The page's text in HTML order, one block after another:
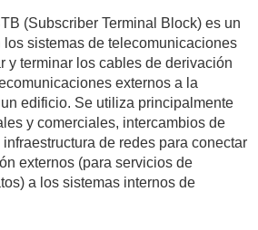
(Subscriber Terminal Block) es un
sistemas de telecomunicaciones
y terminar los cables de derivación
externos a la
edificio. Se utiliza principalmente
y comerciales, intercambios de
de redes para conectar
externos (para servicios de
a los sistemas internos de